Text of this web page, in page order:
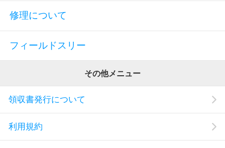
修理について
フィールドスリー
その他メニュー
領収書発行について
利用規約